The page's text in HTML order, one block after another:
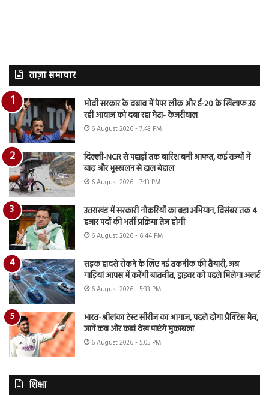
ताज़ा समाचार
मोदी सरकार के दबाव में पेपर लीक और ई-20 के खिलाफ उठ
रही आवाज को दबा रहा मेटा- केजरीवाल
6 August 2026 - 7:43 PM
दिल्ली-NCR से पहाड़ों तक बारिश बनी आफत, कई राज्यों में
बाढ़ और भूस्खलन से हाल बेहाल
6 August 2026 - 7:13 PM
उत्तराखंड में सरकारी नौकरियों का बड़ा अभियान, दिसंबर तक 4
हजार पदों की भर्ती प्रक्रिया तेज होगी
6 August 2026 - 6:44 PM
सड़क हादसे रोकने के लिए नई तकनीक की तैयारी, अब
गाड़ियां आपस में करेंगी बातचीत, ड्राइवर को पहले मिलेगा अलर्ट
6 August 2026 - 5:33 PM
भारत-श्रीलंका टेस्ट सीरीज का आगाज, पहले होगा प्रैक्टिस मैच,
जानें कब और कहां देख पाएंगे मुकाबला
6 August 2026 - 5:05 PM
शिक्षा